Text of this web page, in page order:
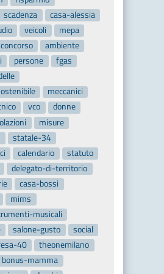
scadenza
casa-alessia
veicoli
mepa
concorso
ambiente
persone
fgas
meccanici
vco
donne
misure
statale-34
calendario
statuto
delegato-di-territorio
casa-bossi
mims
musicali
salone-gusto
social
40
theonemilano
bonus-mamma